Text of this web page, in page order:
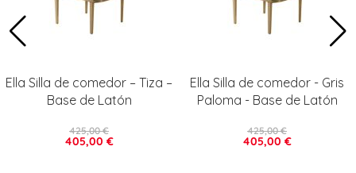
Ella Silla de comedor – Tiza –
Base de Latón
405,00 €
425,00 €
Ella Silla de comedor - Gris
Paloma - Base de Latón
405,00 €
425,00 €